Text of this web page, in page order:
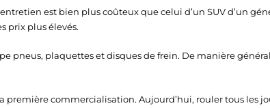
est bien plus coûteux que celui d’un SUV d’un
prix plus élevés.
pneus, plaquettes et disques de frein. De manière
commercialisation. Aujourd’hui, rouler tous les